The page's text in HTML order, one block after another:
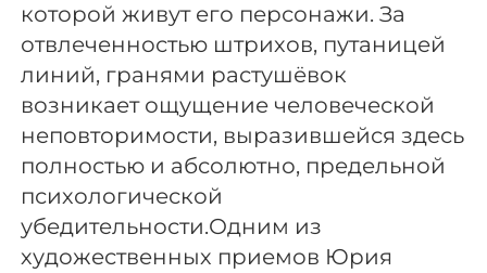
которой живут его персонажи. За
отвлеченностью штрихов, путаницей
линий, гранями растушёвок
возникает ощущение человеческой
неповторимости, выразившейся здесь
полностью и абсолютно, предельной
психологической
убедительности.Одним из
художественных приемов Юрия